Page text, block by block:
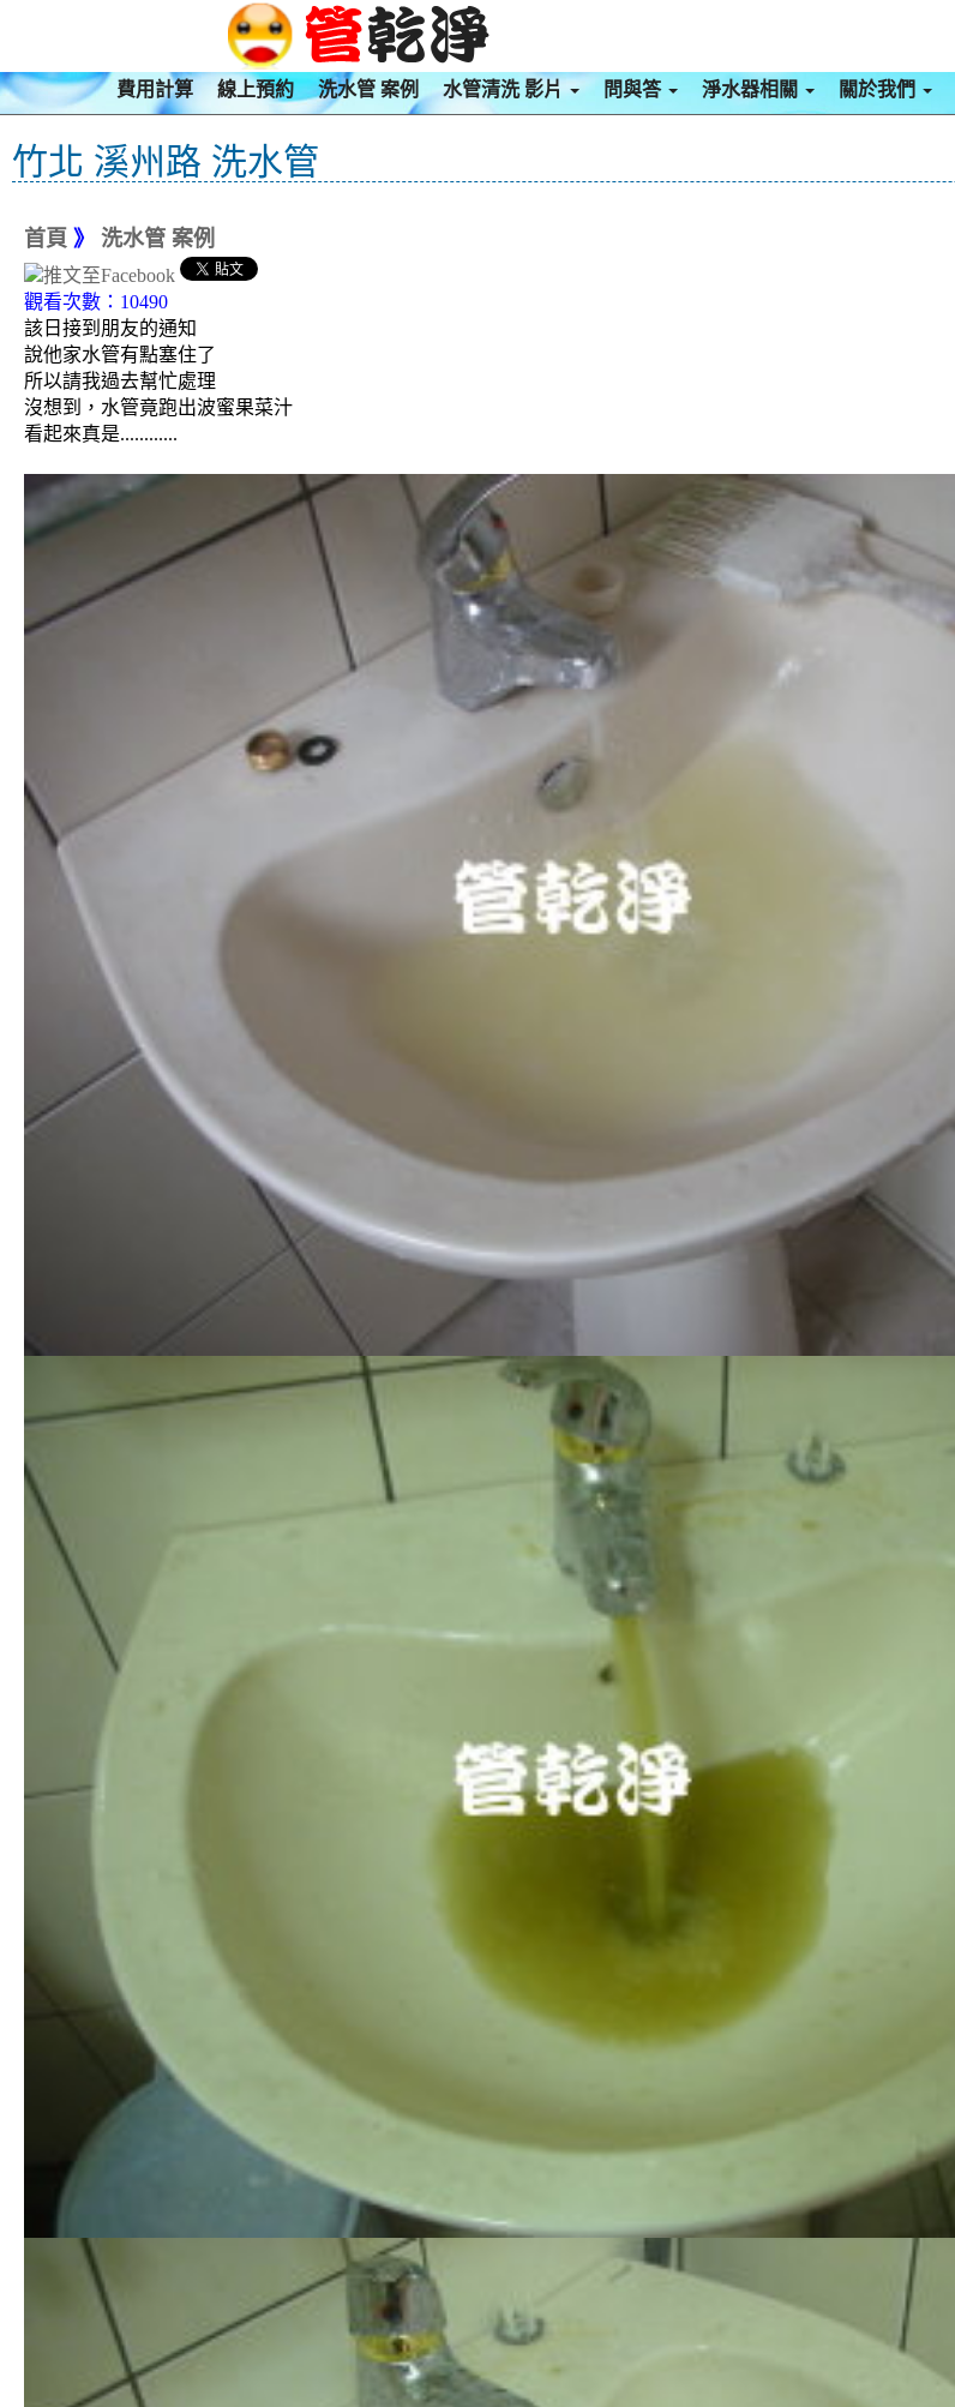
費用計算 線上預約 洗水管 案例 水管清洗 影片 問與答 淨水器相關 關於我們
竹北 溪州路 洗水管
首頁 》 洗水管 案例
觀看次數：10490
該日接到朋友的通知
說他家水管有點塞住了
所以請我過去幫忙處理
沒想到，水管竟跑出波蜜果菜汁
看起來真是............